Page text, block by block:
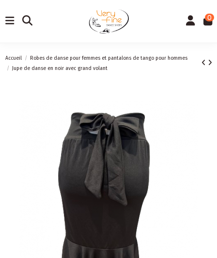
0
Accueil
Robes de danse pour femmes et pantalons de tango pour hommes
Jupe de danse en noir avec grand volant